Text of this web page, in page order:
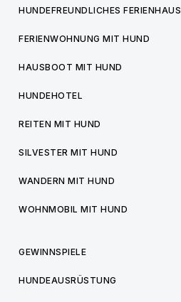
HUNDEFREUNDLICHES FERIENHAUS
FERIENWOHNUNG MIT HUND
HAUSBOOT MIT HUND
HUNDEHOTEL
REITEN MIT HUND
SILVESTER MIT HUND
WANDERN MIT HUND
WOHNMOBIL MIT HUND
GEWINNSPIELE
HUNDEAUSRÜSTUNG